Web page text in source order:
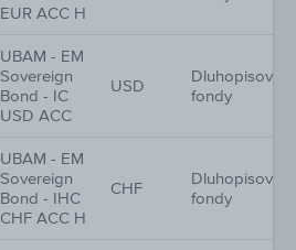
EUR ACC H
UBAM - EM
Sovereign
Bond - IC
USD ACC
USD
Dluhopisové
fondy
UBAM - EM
Sovereign
Bond - IHC
CHF ACC H
CHF
Dluhopisové
fondy